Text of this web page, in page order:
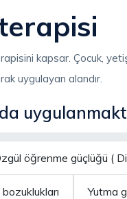
kapsar. Çocuk,
uygulayan alandır.
öğrenme güçlüğü (
Yutma